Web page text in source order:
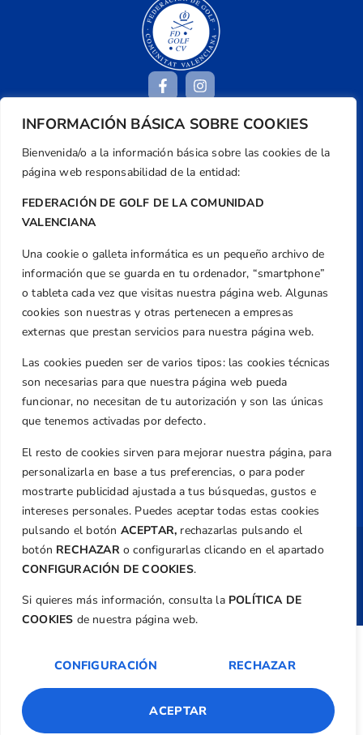
INFORMACIÓN BÁSICA SOBRE COOKIES
Bienvenida/o a la información básica sobre las cookies de la
página web responsabilidad de la entidad:
FEDERACIÓN DE GOLF DE LA COMUNIDAD
VALENCIANA
Una cookie o galleta informática es un pequeño archivo de
información que se guarda en tu ordenador, “smartphone”
o tableta cada vez que visitas nuestra página web. Algunas
cookies son nuestras y otras pertenecen a empresas
externas que prestan servicios para nuestra página web.
Las cookies pueden ser de varios tipos: las cookies técnicas
son necesarias para que nuestra página web pueda
funcionar, no necesitan de tu autorización y son las únicas
que tenemos activadas por defecto.
El resto de cookies sirven para mejorar nuestra página, para
personalizarla en base a tus preferencias, o para poder
mostrarte publicidad ajustada a tus búsquedas, gustos e
intereses personales. Puedes aceptar todas estas cookies
pulsando el botón ACEPTAR, rechazarlas pulsando el
botón RECHAZARo configurarlas clicando en el apartado
CONFIGURACIÓN DE COOKIES.
Si quieres más información, consulta la POLÍTICA DE
COOKIES de nuestra página web.
CONFIGURACIÓN RECHAZAR
ACEPTAR
Dirección
Centre de L´Esport, Carrer d'Isaac Peral i
Valencia
+34 961 367 799
Email
federacion@golfcv.com
Aviso Legal
Política de Privacidad
Transparencia
Normativa
Revista
Copyright ©Federación de Golf de la
Comunitat Valenciana| Diseño: